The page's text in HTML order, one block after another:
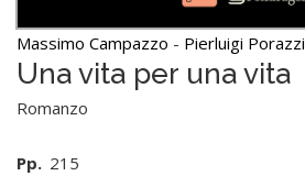
Massimo Campazzo - Pierluigi Porazzi
Una vita per una vita
Romanzo
Pp. 215